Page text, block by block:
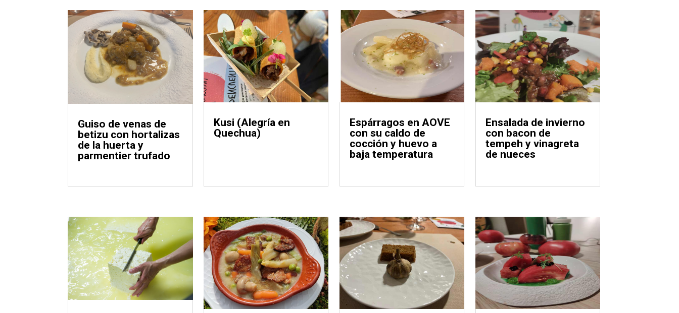
Guiso de venas de
betizu con hortalizas
de la huerta y
parmentier trufado
Kusi (Alegría en
Quechua)
Espárragos en AOVE
con su caldo de
cocción y huevo a
baja temperatura
Ensalada de invierno
con bacon de
tempeh y vinagreta
de nueces